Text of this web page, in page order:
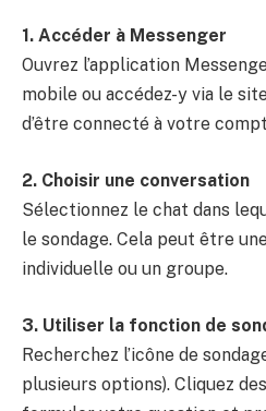
1. Accéder à Messenger
Ouvrez l’application
mobile ou accédez-y via le
d’être connecté à votre
2. Choisir une conversation
Sélectionnez le chat dans
le sondage. Cela peut être
individuelle ou un groupe.
3. Utiliser la fonction de
Recherchez l’icône de
plusieurs options). Cliquez